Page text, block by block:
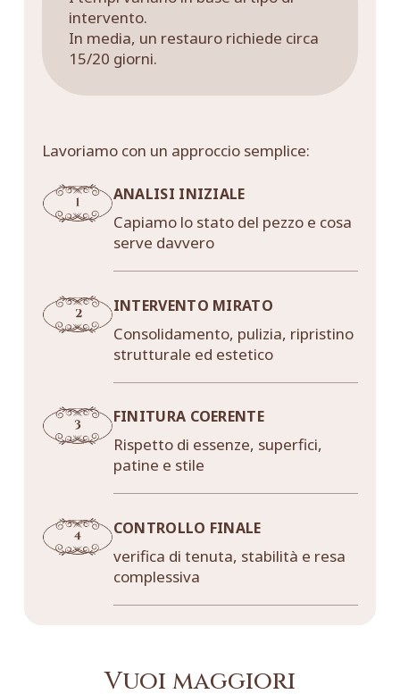
intervento.
In media, un restauro richiede circa
15/20 giorni.
Lavoriamo con un approccio semplice:
ANALISI INIZIALE
Capiamo lo stato del pezzo e cosa
serve davvero
INTERVENTO MIRATO
Consolidamento, pulizia, ripristino
strutturale ed estetico
FINITURA COERENTE
Rispetto di essenze, superfici,
patine e stile
CONTROLLO FINALE
verifica di tenuta, stabilità e resa
complessiva
Vuoi maggiori